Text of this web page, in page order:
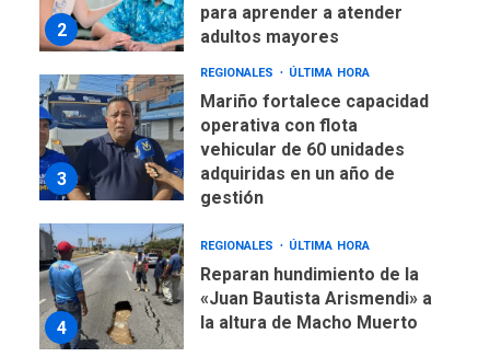
2
para aprender a atender
adultos mayores
3
REGIONALES ÚLTIMA HORA
Mariño fortalece capacidad
operativa con flota
vehicular de 60 unidades
adquiridas en un año de
gestión
4
REGIONALES ÚLTIMA HORA
Reparan hundimiento de la
«Juan Bautista Arismendi» a
la altura de Macho Muerto